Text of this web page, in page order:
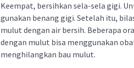
Keempat, bersihkan sela-sela gigi.
gunakan benang gigi. Setelah itu,
mulut dengan air bersih. Beberapa
dengan mulut bisa menggunakan
menghilangkan bau mulut.